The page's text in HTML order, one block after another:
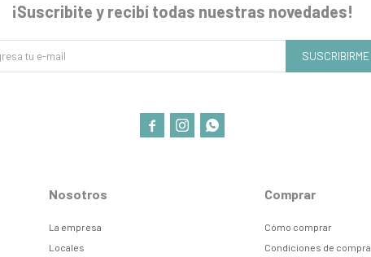
Nosotros
La empresa
Locales
Comprar
Cómo comprar
Condiciones de compra
¡Suscribite y recibí todas nuestras novedades!
SUSCRIBIRME
  